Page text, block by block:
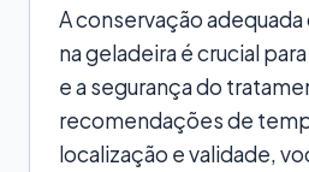
A conservação
na geladeira é crucial
e a segurança do
recomendações de
localização e validade,